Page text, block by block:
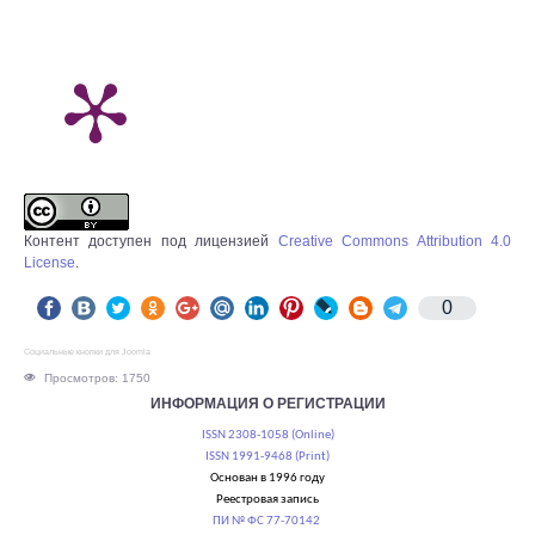
Контент доступен под лицензией Creative Commons Attribution 4.0
License.
0
Социальные кнопки для Joomla
Просмотров: 1750
ИНФОРМАЦИЯ О РЕГИСТРАЦИИ
ISSN 2308-1058 (Online)
ISSN 1991-9468 (Print)
Основан в 1996 году
Реестровая запись
ПИ № ФС 77-70142